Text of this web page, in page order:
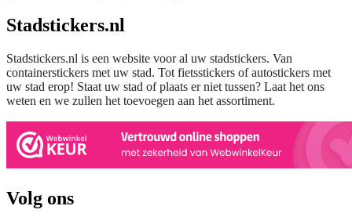
Stadstickers.nl
Stadstickers.nl is een website voor al uw stadstickers. Van
containerstickers met uw stad. Tot fietsstickers of autostickers met
uw stad erop! Staat uw stad of plaats er niet tussen? Laat het ons
weten en we zullen het toevoegen aan het assortiment.
Volg ons